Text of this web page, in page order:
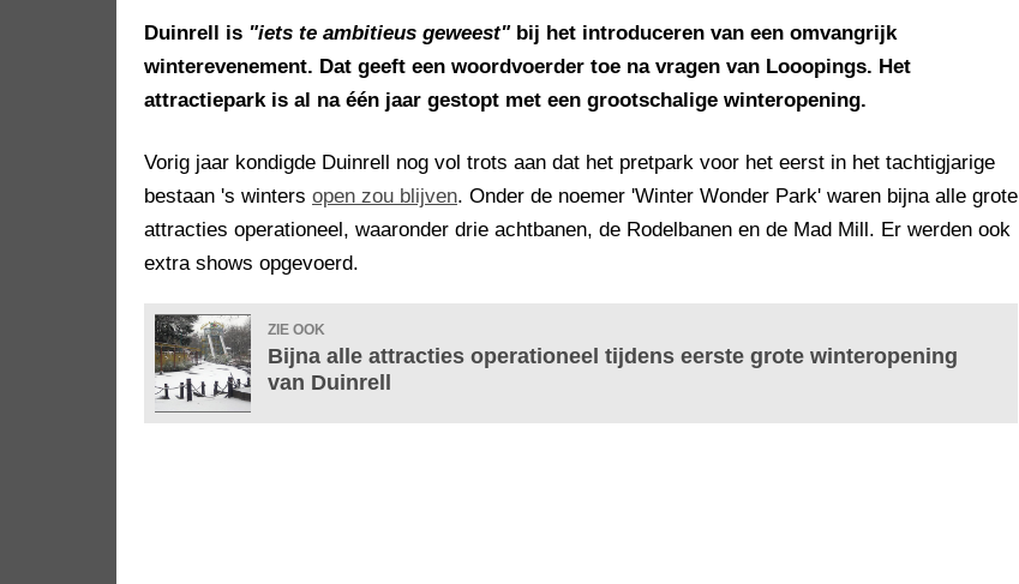
Duinrell is "iets te ambitieus geweest"bij het introduceren van een omvangrijk
winterevenement. Dat geeft een woordvoerder toe na vragen van Looopings. Het
attractiepark is al na één jaar gestopt met een grootschalige winteropening.
Vorig jaar kondigde Duinrell nog vol trots aan dat het pretpark voor het eerst in het tachtigjarige
bestaan 's winters open zou blijven. Onder de noemer 'Winter Wonder Park' waren bijna alle grote
attracties operationeel, waaronder drie achtbanen, de Rodelbanen en de Mad Mill. Er werden ook
extra shows opgevoerd.
ZIE OOK
Bijna alle attracties operationeel tijdens eerste grote winteropening
van Duinrell